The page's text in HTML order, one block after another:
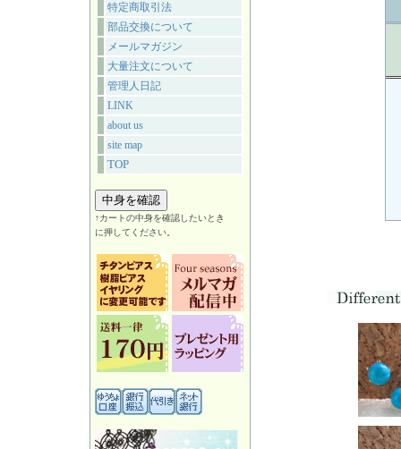
特定商取引法
部品交換について
メールマガジン
大量注文について
管理人日記
LINK
about us
site map
TOP
↑カートの中身を確認したいとき
に押してください。